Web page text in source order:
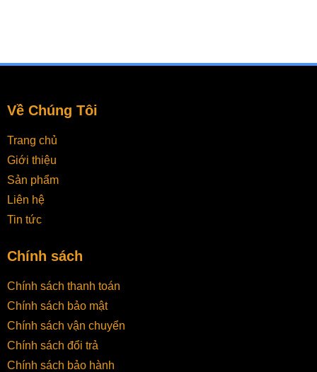
Về Chúng Tôi
Trang chủ
Giới thiệu
Sản phẩm
Liên hệ
Tin tức
Chính sách
Chính sách thanh toán
Chính sách bảo mật
Chính sách vận chuyển
Chính sách đổi trả
Chính sách bảo hành